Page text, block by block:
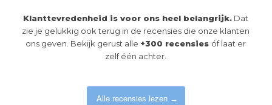
Klanttevredenheid is voor ons heel belangrijk. Dat
zie je gelukkig ook terug in de recensies die onze klanten
ons geven. Bekijk gerust alle +300 recensies óf laat er
zelf één achter.
Alle recensies lezen